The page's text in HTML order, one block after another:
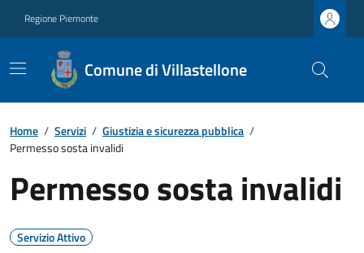
Regione Piemonte
Comune di Villastellone
Home / Servizi / Giustizia e sicurezza pubblica /
Permesso sosta invalidi
Permesso sosta invalidi
Servizio Attivo